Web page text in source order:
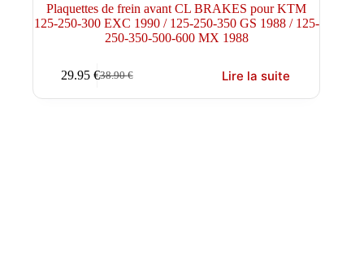
Plaquettes de frein avant CL BRAKES pour KTM
125-250-300 EXC 1990 / 125-250-350 GS 1988 / 125-
250-350-500-600 MX 1988
38.90€
Le
prix
29.95 €Le
prix
Lire la suite